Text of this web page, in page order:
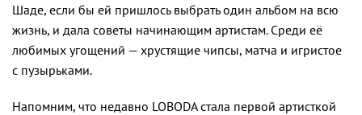
Шаде, если бы ей пришлось выбрать один альбом на всю
жизнь, и дала советы начинающим артистам. Среди её
любимых угощений — хрустящие чипсы, матча и игристое
с пузырьками.
Напомним, что недавно LOBODA стала первой артисткой